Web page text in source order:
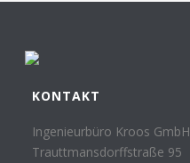
KONTAKT
Ingenieurbüro Kroos GmbH
Trauttmansdorffstraße 95